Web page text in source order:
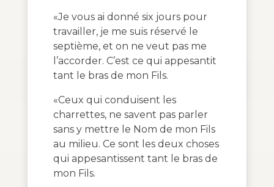
«Je vous ai donné six jours pour
travailler, je me suis réservé le
septième, et on ne veut pas me
l’accorder. C’est ce qui appesantit
tant le bras de mon Fils.
«Ceux qui conduisent les
charrettes, ne savent pas parler
sans y mettre le Nom de mon Fils
au milieu. Ce sont les deux choses
qui appesantissent tant le bras de
mon Fils.